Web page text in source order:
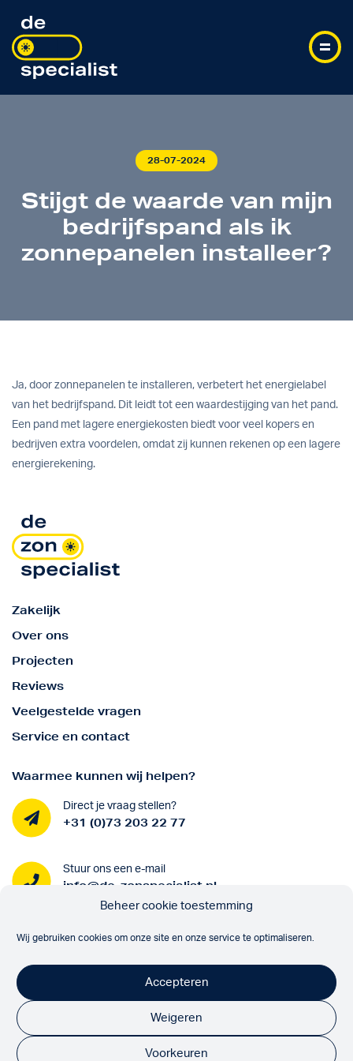
Beheer cookie toestemming
Wij gebruiken cookies om onze site en onze service te optimaliseren.
Accepteren
Weigeren
Voorkeuren
28-07-2024
Stijgt de waarde van mijn
bedrijfspand als ik
zonnepanelen installeer?
Ja, door zonnepanelen te installeren, verbetert het energielabel
van het bedrijfspand. Dit leidt tot een waardestijging van het pand.
Een pand met lagere energiekosten biedt voor veel kopers en
bedrijven extra voordelen, omdat zij kunnen rekenen op een lagere
energierekening.
Zakelijk
Over ons
Projecten
Reviews
Veelgestelde vragen
Service en contact
Waarmee kunnen wij helpen?
Direct je vraag stellen?
+31 (0)73 203 22 77
Stuur ons een e-mail
info@de-zonspecialist.nl
Onze partners
Volg ons